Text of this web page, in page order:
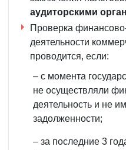
аудиторскими
Проверка
деятельности
проводится, если:
– с момента
не осуществляли
деятельность и не
задолженности;
– за последние 3